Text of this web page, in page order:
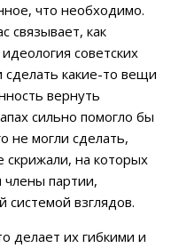
что необходимо.
связывает, как
советских
какие-то вещи
вернуть
сильно помогло бы
не могли сделать,
на которых
партии,
взглядов.
делает их гибкими и